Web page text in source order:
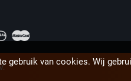
gebruik van cookies. Wij